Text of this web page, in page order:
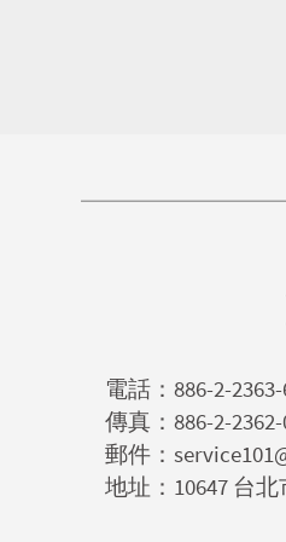
電話： 886-2-
傳真：886-2-2362-
郵件：
地址：10647 台